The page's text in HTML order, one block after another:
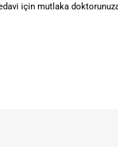
için mutlaka